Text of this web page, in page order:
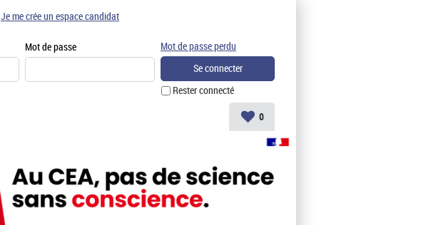
Mot de passe
Rester connecté
Mot de passe perdu
Je me crée un espace candidat
0